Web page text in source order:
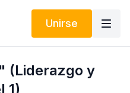
Unirse
(Liderazgo y
1)